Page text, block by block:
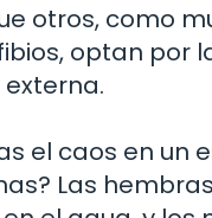
otros, como
optan por
el caos en un
Las